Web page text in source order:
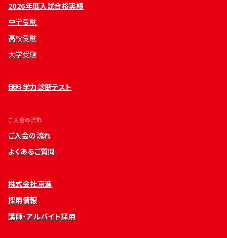
2026年度入試合格実績
中学受験
高校受験
大学受験
無料学力診断テスト
ご入会の流れ
ご入会の流れ
よくあるご質問
株式会社京進
採用情報
講師・アルバイト採用